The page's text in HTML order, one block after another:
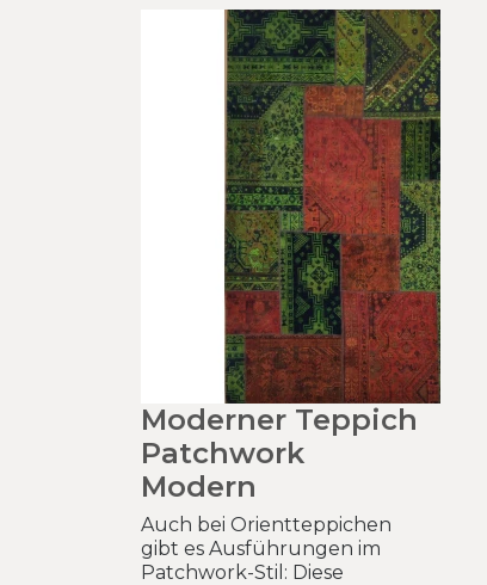
Moderner Teppich
Patchwork
Modern
Auch bei Orientteppichen
gibt es Ausführungen im
Patchwork-Stil: Diese